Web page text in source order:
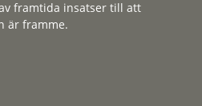
framtida insatser till att
är framme.